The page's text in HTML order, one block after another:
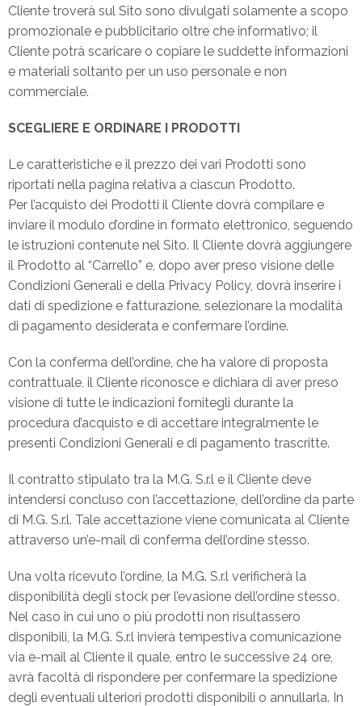
Cliente troverà sul Sito sono divulgati solamente a scopo
promozionale e pubblicitario oltre che informativo; il
Cliente potrà scaricare o copiare le suddette informazioni
e materiali soltanto per un uso personale e non
commerciale.
SCEGLIERE E ORDINARE I PRODOTTI
Le caratteristiche e il prezzo dei vari Prodotti sono
riportati nella pagina relativa a ciascun Prodotto.
Per l’acquisto dei Prodotti il Cliente dovrà compilare e
inviare il modulo d’ordine in formato elettronico, seguendo
le istruzioni contenute nel Sito. Il Cliente dovrà aggiungere
il Prodotto al “Carrello” e, dopo aver preso visione delle
Condizioni Generali e della Privacy Policy, dovrà inserire i
dati di spedizione e fatturazione, selezionare la modalità
di pagamento desiderata e confermare l’ordine.
Con la conferma dell’ordine, che ha valore di proposta
contrattuale, il Cliente riconosce e dichiara di aver preso
visione di tutte le indicazioni fornitegli durante la
procedura d’acquisto e di accettare integralmente le
presenti Condizioni Generali e di pagamento trascritte.
Il contratto stipulato tra la M.G. S.r.l e il Cliente deve
intendersi concluso con l’accettazione, dell’ordine da parte
di M.G. S.r.l. Tale accettazione viene comunicata al Cliente
attraverso un’e-mail di conferma dell’ordine stesso.
Una volta ricevuto l’ordine, la M.G. S.r.l verificherà la
disponibilità degli stock per l’evasione dell’ordine stesso.
Nel caso in cui uno o più prodotti non risultassero
disponibili, la M.G. S.r.l invierà tempestiva comunicazione
via e-mail al Cliente il quale, entro le successive 24 ore,
avrà facoltà di rispondere per confermare la spedizione
degli eventuali ulteriori prodotti disponibili o annullarla. In